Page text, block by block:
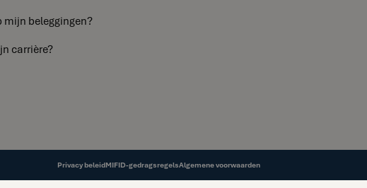
mijn beleggingen?
carrière?
Privacy beleidMIFID-gedragsregelsAlgemene voorwaarden